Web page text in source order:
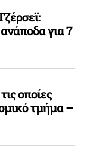
για 7
οποίες
τμήμα –